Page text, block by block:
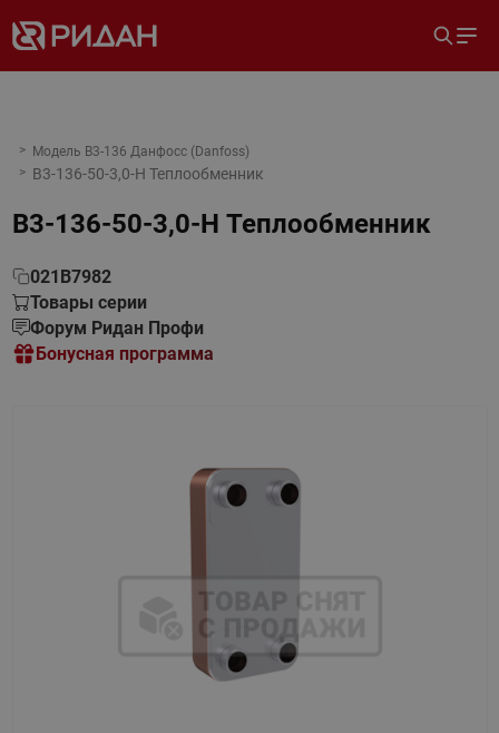
Модель B3-136 Данфосс (Danfoss)
B3-136-50-3,0-H Теплообменник
B3-136-50-3,0-H Теплообменник
021B7982
Товары серии
Форум Ридан Профи
Бонусная программа